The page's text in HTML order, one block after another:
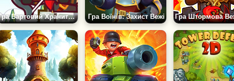
Гра Вартовий Хранитель Гра Воїнів: Захист Вежі